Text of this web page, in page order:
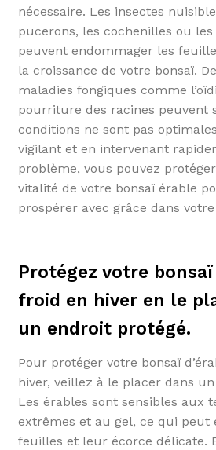
nécessaire. Les insectes
pucerons, les cochenilles ou les
peuvent endommager les
la croissance de votre bonsaï.
maladies fongiques comme
pourriture des racines peuvent
conditions ne sont pas
vigilant et en intervenant
problème, vous pouvez
vitalité de votre bonsaï érable
prospérer avec grâce dans
Protégez votre bonsaï
froid en hiver en le
un endroit protégé.
Pour protéger votre bonsaï
hiver, veillez à le placer dans
Les érables sont sensibles aux
extrêmes et au gel, ce qui peut
feuilles et leur écorce délicate.